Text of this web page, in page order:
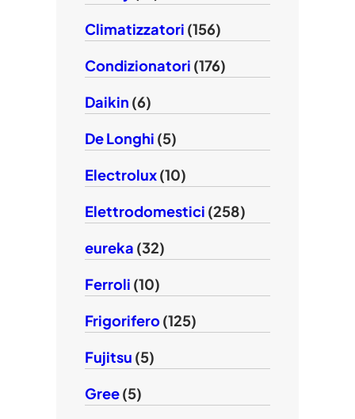
Climatizzatori (156)
Condizionatori (176)
Daikin (6)
De Longhi (5)
Electrolux(10)
Elettrodomestici (258)
eureka (32)
Ferroli (10)
Frigorifero(125)
Fujitsu (5)
Gree(5)